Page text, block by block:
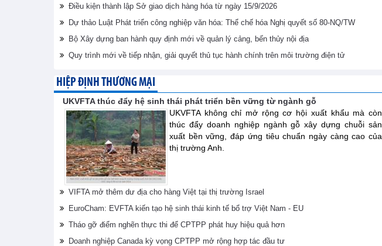
Điều kiện thành lập Sở giao dịch hàng hóa từ ngày 15/9/2026
Dự thảo Luật Phát triển công nghiệp văn hóa: Thể chế hóa Nghị quyết số 80-NQ/TW
Bộ Xây dựng ban hành quy định mới về quản lý cảng, bến thủy nội địa
Quy trình mới về tiếp nhận, giải quyết thủ tục hành chính trên môi trường điện tử
HIỆP ĐỊNH THƯƠNG MẠI
UKVFTA thúc đẩy hệ sinh thái phát triển bền vững từ ngành gỗ
UKVFTA không chỉ mở rộng cơ hội xuất khẩu mà còn
thúc đẩy doanh nghiệp ngành gỗ xây dựng chuỗi sản
xuất bền vững, đáp ứng tiêu chuẩn ngày càng cao của
thị trường Anh.
VIFTA mở thêm dư địa cho hàng Việt tại thị trường Israel
EuroCham: EVFTA kiến tạo hệ sinh thái kinh tế bổ trợ Việt Nam - EU
Tháo gỡ điểm nghẽn thực thi để CPTPP phát huy hiệu quả hơn
Doanh nghiệp Canada kỳ vọng CPTPP mở rộng hợp tác đầu tư